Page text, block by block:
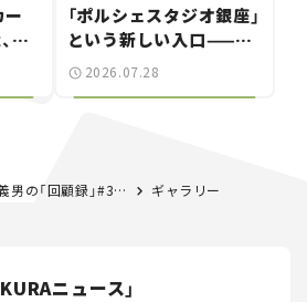
特
「ポルシェスタジオ銀座」
という新しい入口——連
載｜CCGとクルマでどう
2026.07.28
#3──道路はそのままで小説になる 『湾岸道路』と『夜霧の第二国道』 ギャラリー
ニュース」